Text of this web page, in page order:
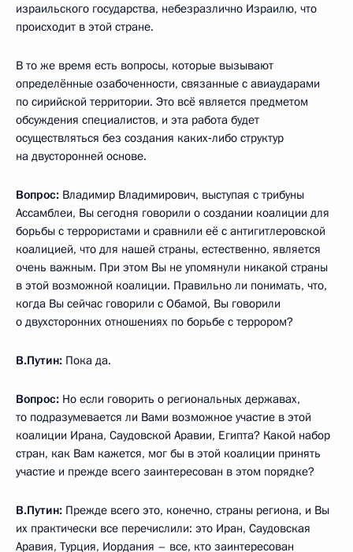
израильского государства, небезразлично Израилю, что
происходит в этой стране.
В то же время есть вопросы, которые вызывают
определённые озабоченности, связанные с авиаударами
по сирийской территории. Это всё является предметом
обсуждения специалистов, и эта работа будет
осуществляться без создания каких‑либо структур
на двусторонней основе.
Вопрос: Владимир Владимирович, выступая с трибуны
Ассамблеи, Вы сегодня говорили о создании коалиции для
борьбы с террористами и сравнили её с антигитлеровской
коалицией, что для нашей страны, естественно, является
очень важным. При этом Вы не упомянули никакой страны
в этой возможной коалиции. Правильно ли понимать, что,
когда Вы сейчас говорили с Обамой, Вы говорили
о двухсторонних отношениях по борьбе с террором?
В.Путин: Пока да.
Вопрос: Но если говорить о региональных державах,
то подразумевается ли Вами возможное участие в этой
коалиции Ирана, Саудовской Аравии, Египта? Какой набор
стран, как Вам кажется, мог бы в этой коалиции принять
участие и прежде всего заинтересован в этом порядке?
В.Путин: Прежде всего это, конечно, страны региона, и Вы
их практически все перечислили: это Иран, Саудовская
Аравия, Турция, Иордания – все, кто заинтересован